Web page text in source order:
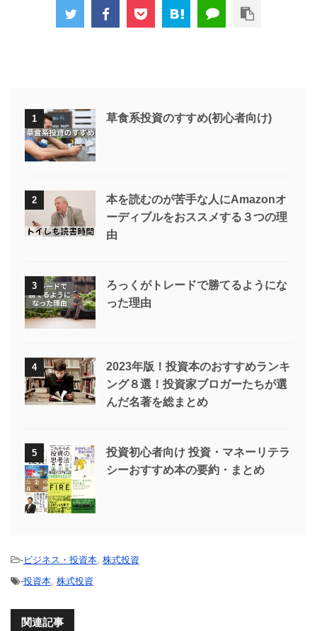
1 草食系投資のすすめ(初心者向け)
2
本を読むのが苦手な人にAmazonオ
ーディブルをおススメする３つの理
由
3
ろっくがトレードで勝てるようにな
った理由
4
2023年版！投資本のおすすめランキ
ング８選！投資家ブロガーたちが選
んだ名著を総まとめ
5
投資初心者向け 投資・マネーリテラ
シーおすすめ本の要約・まとめ
-ビジネス・投資本, 株式投資
-投資本, 株式投資
関連記事